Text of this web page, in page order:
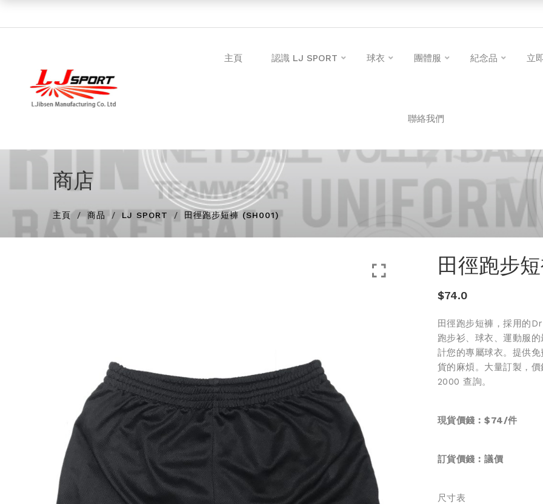
主頁 認識 LJ SPORT 球衣 團體服 紀念品 立
聯絡我們
商店
主頁 商品 LJ SPORT 田徑跑步短褲 (SH001)
田徑跑步
$74.0
田徑跑步短褲，採用的
跑步衫、球衣、運動服
計您的專屬球衣。提供
貨的麻煩。大量訂製，
2000 查詢。
現貨價錢︰$74/件
訂貨價錢︰議價
尺寸表